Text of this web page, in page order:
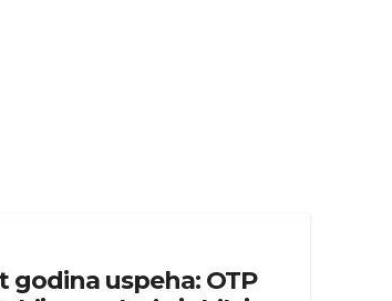
godina uspeha: OTP